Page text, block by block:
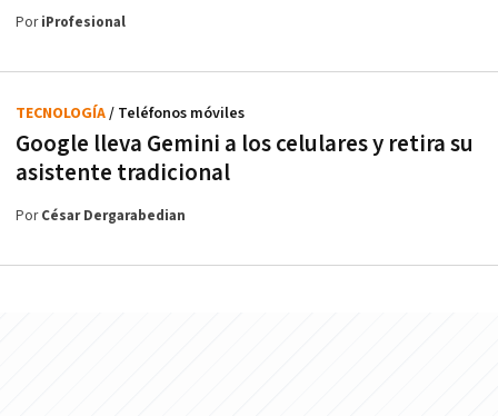
PoriProfesional
Google lleva Gemini a los celulares y retira su
asistente tradicional
TECNOLOGÍA/ Teléfonos móviles
PorCésar Dergarabedian